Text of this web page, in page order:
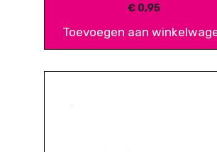
€ 0,95
Toevoegen aan